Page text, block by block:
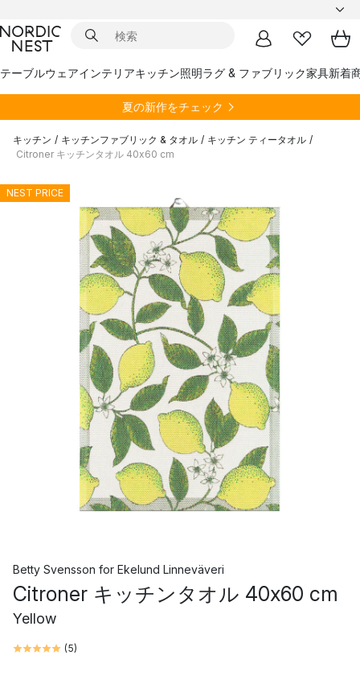
テーブルウェアインテリアキッチン照明ラグ & ファブリック家具新着
夏の新作をチェック
キッチン / キッチンファブリック & タオル / キッチン ティータオル /
Citroner キッチンタオル 40x60 cm
NEST PRICE
Betty Svensson for Ekelund Linneväveri
Citroner キッチンタオル 40x60 cm
Yellow
(5)